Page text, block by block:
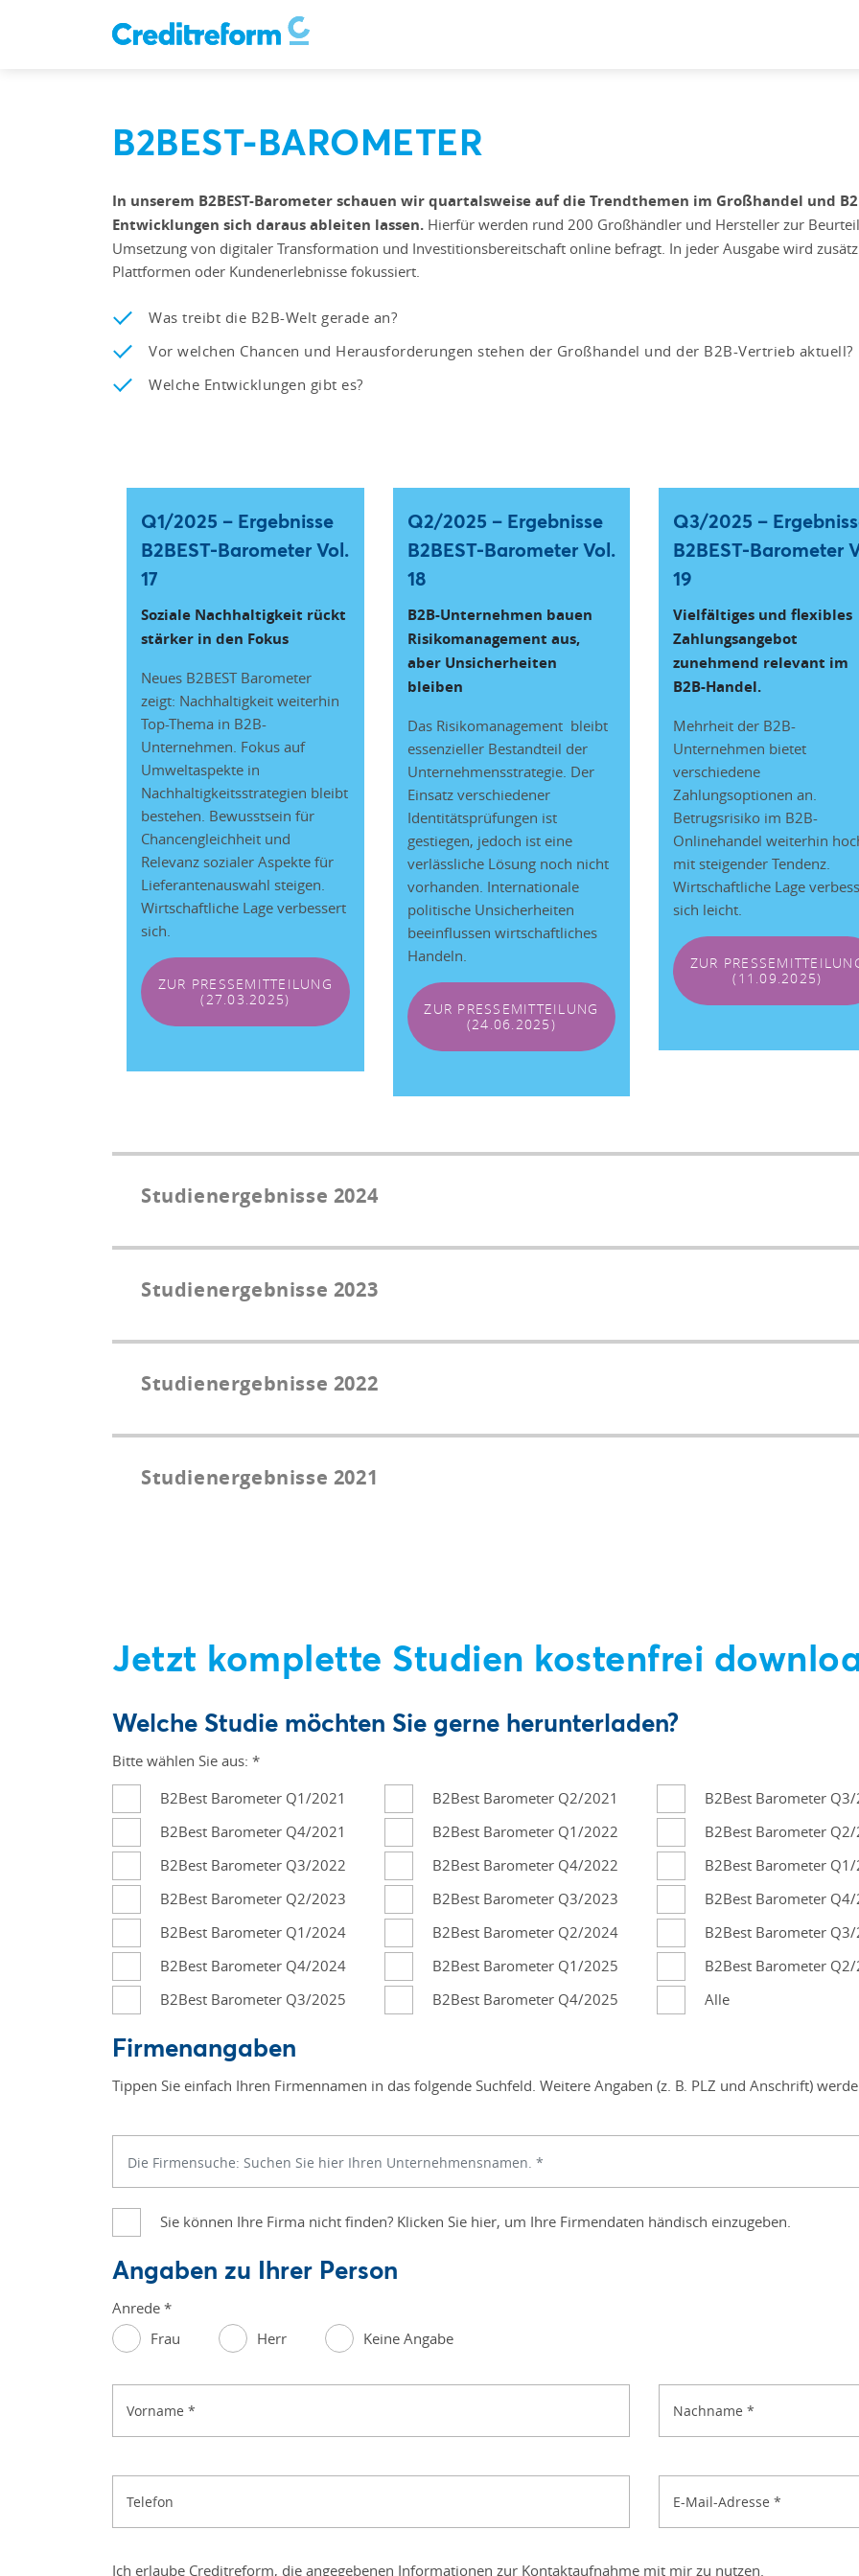
B2BEST-BAROMETER
In unserem B2BEST-Barometer schauen wir quartalsweise auf die Trendthemen im Großhandel und
Entwicklungen sich daraus ableiten lassen. Hierfür werden rund 200 Großhändler und Hersteller zur
Umsetzung von digitaler Transformation und Investitionsbereitschaft online befragt. In jeder Ausgabe wird
Plattformen oder Kundenerlebnisse fokussiert.
Was treibt die B2B-Welt gerade an?
Vor welchen Chancen und Herausforderungen stehen der Großhandel und der B2B-Vertrieb aktuell?
Welche Entwicklungen gibt es?
Q1/2025 – Ergebnisse
B2BEST-Barometer Vol.
17
Soziale Nachhaltigkeit rückt
stärker in den Fokus
Neues B2BEST Barometer
zeigt: Nachhaltigkeit weiterhin
Top-Thema in B2B-
Unternehmen. Fokus auf
Umweltaspekte in
Nachhaltigkeitsstrategien bleibt
bestehen. Bewusstsein für
Chancengleichheit und
Relevanz sozialer Aspekte für
Lieferantenauswahl steigen.
Wirtschaftliche Lage verbessert
sich.
ZUR PRESSEMITTEILUNG
(27.03.2025)
Q2/2025 – Ergebnisse
B2BEST-Barometer Vol.
18
B2B-Unternehmen bauen
Risikomanagement aus,
aber Unsicherheiten
bleiben
Das Risikomanagement bleibt
essenzieller Bestandteil der
Unternehmensstrategie. Der
Einsatz verschiedener
Identitätsprüfungen ist
gestiegen, jedoch ist eine
verlässliche Lösung noch nicht
vorhanden. Internationale
politische Unsicherheiten
beeinflussen wirtschaftliches
Handeln.
ZUR PRESSEMITTEILUNG
(24.06.2025)
Q3/2025 –
B2BEST-Barometer
19
Vielfältiges und flexibles
Zahlungsangebot
zunehmend relevant im
B2B-Handel.
Mehrheit der B2B-
Unternehmen bietet
verschiedene
Zahlungsoptionen an.
Betrugsrisiko im B2B-
Onlinehandel weiterhin
mit steigender Tendenz.
Wirtschaftliche Lage
sich leicht.
ZUR
(11.09.2025)
Studienergebnisse 2024
Studienergebnisse 2023
Studienergebnisse 2022
Studienergebnisse 2021
Jetzt komplette Studien kostenfrei
Welche Studie möchten Sie gerne herunterladen?
Bitte wählen Sie aus: *
B2Best Barometer Q1/2021
B2Best Barometer Q2/2021
B2Best Barometer Q3/
B2Best Barometer Q4/2021
B2Best Barometer Q1/2022
B2Best Barometer
B2Best Barometer Q3/2022
B2Best Barometer Q4/2022
B2Best Barometer
B2Best Barometer Q2/2023
B2Best Barometer Q3/2023
B2Best Barometer
B2Best Barometer Q1/2024
B2Best Barometer Q2/2024
B2Best Barometer
B2Best Barometer Q4/2024
B2Best Barometer Q1/2025
B2Best Barometer
B2Best Barometer Q3/2025
B2Best Barometer Q4/2025 Alle
Firmenangaben
Tippen Sie einfach Ihren Firmennamen in das folgende Suchfeld. Weitere Angaben (z. B. PLZ und Anschrift)
Sie können Ihre Firma nicht finden? Klicken Sie hier, um Ihre Firmendaten händisch einzugeben.
Angaben zu Ihrer Person
Anrede *
Frau
Herr Keine Angabe
Vorname * Nachname *
Telefon E-Mail-Adresse *
Ich erlaube Creditreform, die angegebenen Informationen zur Kontaktaufnahme mit mir zu nutzen.